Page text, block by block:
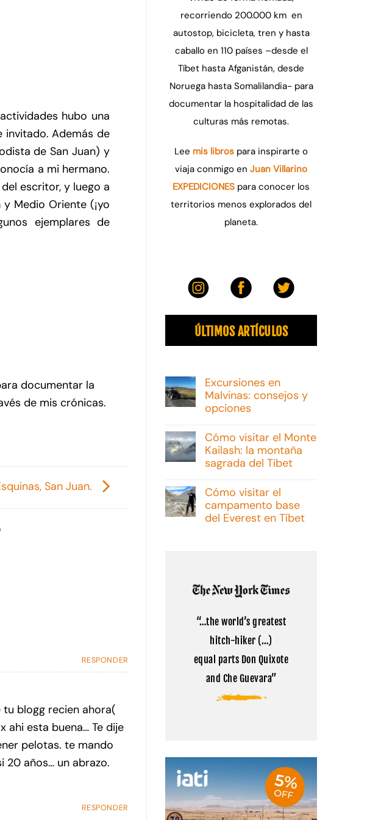
hubo una
invitado. Además de
de San Juan) y
a mi hermano.
escritor, y luego a
Medio Oriente (¡yo
ejemplares de
documentar la
de mis crónicas.
San Juan.
RESPONDER
tu blogg recien ahora(
ahi esta buena… Te dije
pelotas. te mando
20 años… un abrazo.
RESPONDER
recorriendo 200.000 km en
autostop, bicicleta, tren y hasta
caballo en 110 países –desde el
Tíbet hasta Afganistán, desde
Noruega hasta Somalilandia- para
documentar la hospitalidad de las
culturas más remotas.
Lee mis libros para inspirarte o
viaja conmigo en Juan Villarino
EXPEDICIONES para conocer los
territorios menos explorados del
planeta.
ÚLTIMOS ARTÍCULOS
Excursiones en
Malvinas: consejos y
opciones
hay
comentarios
en
Excursiones
en
y
opciones
Cómo visitar el Monte
Kailash: la montaña
sagrada del Tibet
hay
comentarios
en
Cómo
visitar
del
Tibet
Cómo visitar el
campamento base
del Everest en Tíbet
el
campamento
Everest
Tíbet
“…the world’s greatest
hitch-hiker (…)
equal parts Don Quixote
and Che Guevara”